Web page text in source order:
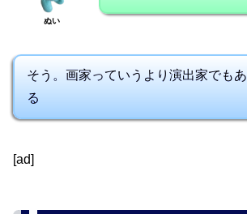
ぬい
そう。画家っていうより演出家でもあ
る
[ad]